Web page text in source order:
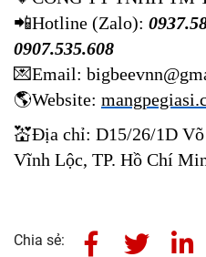
📲Hotline (Zalo):
0907.535.608
💌Email:
🌎Website:
💒Địa chỉ: D15/26/1D
Vĩnh Lộc, TP. Hồ Chí
Chia sẻ: